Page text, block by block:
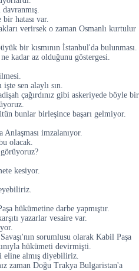
hatası var.
verirsek o zaman Osmanlı kurtulur
bir kısmının İstanbul'da bulunması.
kadar az olduğunu göstergesi.
sen alaylı sın.
çağırdınız gibi askeriyede böyle bir
bunlar birleşince başarı gelmiyor.
imzalanıyor.
olacak.
kesiyor.
hükümetine darbe yapmıştır.
yazarlar vesaire var.
sorumlusu olarak Kabil Paşa
hükümeti devirmişti.
almış diyebiliriz.
zaman Doğu Trakya Bulgaristan'a